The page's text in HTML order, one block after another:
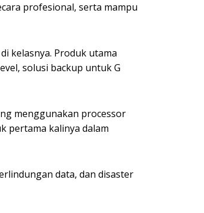
profesional, serta mampu
kelasnya. Produk utama
solusi backup untuk G
menggunakan processor
pertama kalinya dalam
data, dan disaster